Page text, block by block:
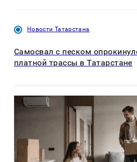
Новости Татарстана
Самосвал с песком
платной трассы в Татарстане